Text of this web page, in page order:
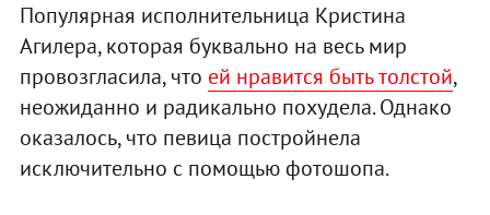
Популярная исполнительница Кристина
Агилера, которая буквально на весь мир
провозгласила, что ей нравится быть толстой,
неожиданно и радикально похудела. Однако
оказалось, что певица постройнела
исключительно с помощью фотошопа.